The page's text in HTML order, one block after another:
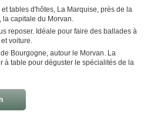
tables d'hôtes, La Marquise, près de la
capitale du Morvan.
reposer. Idéale pour faire des ballades à
voiture.
Bourgogne, autour le Morvan. La
à table pour déguster le spécialités de la